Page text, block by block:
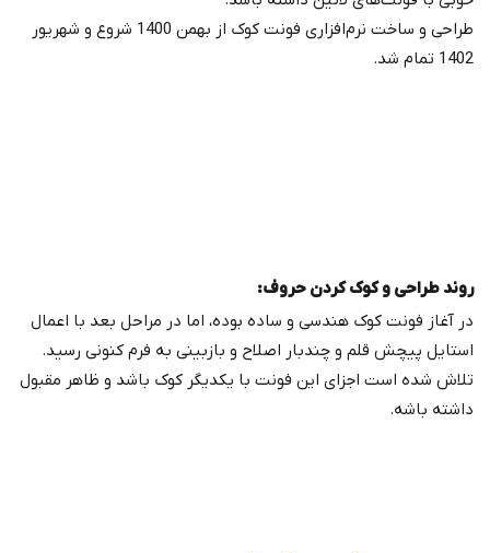
طراحی و ساخت نرم‌افزاری فونت کوک از بهمن 1400 شروع و شهریور
1402 تمام شد.
روند طراحی و کوک کردن حروف:
در آغاز فونت کوک هندسی و ساده بوده، اما در مراحل بعد با اعمال
استایل پیچش قلم و چندبار اصلاح و بازبینی به فرم کنونی رسید.
تلاش شده است اجزای این فونت با یکدیگر کوک باشد و ظاهر مقبول
داشته باشه.